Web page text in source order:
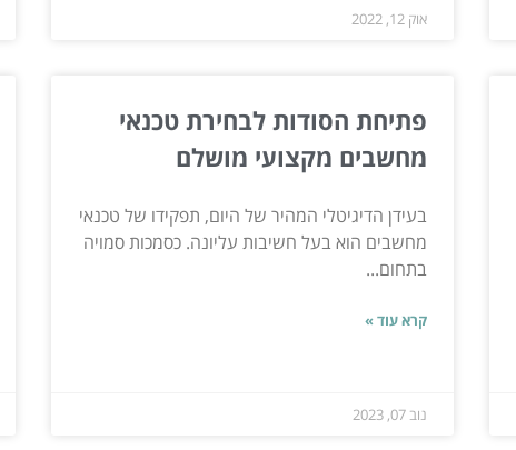
אוק 12, 2022
פתיחת הסודות לבחירת טכנאי
מחשבים מקצועי מושלם
בעידן הדיגיטלי המהיר של היום, תפקידו של טכנאי
מחשבים הוא בעל חשיבות עליונה. כסמכות סמויה
בתחום...
קרא עוד »
נוב 07, 2023